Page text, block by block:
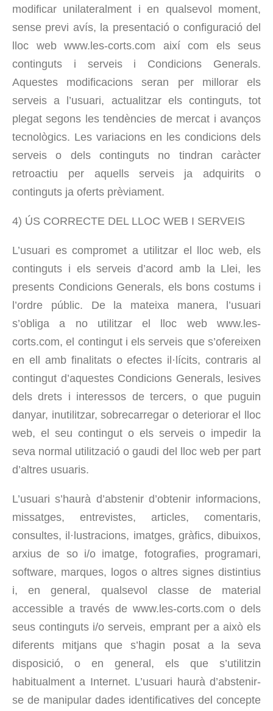
modificar unilateralment i en qualsevol moment,
sense previ avís, la presentació o configuració del
lloc web www.les-corts.com així com els seus
continguts i serveis i Condicions Generals.
Aquestes modificacions seran per millorar els
serveis a l’usuari, actualitzar els continguts, tot
plegat segons les tendències de mercat i avanços
tecnològics. Les variacions en les condicions dels
serveis o dels continguts no tindran caràcter
retroactiu per aquells serveis ja adquirits o
continguts ja oferts prèviament.
4) ÚS CORRECTE DEL LLOC WEB I SERVEIS
L’usuari es compromet a utilitzar el lloc web, els
continguts i els serveis d’acord amb la Llei, les
presents Condicions Generals, els bons costums i
l’ordre públic. De la mateixa manera, l’usuari
s’obliga a no utilitzar el lloc web www.les-
corts.com, el contingut i els serveis que s’ofereixen
en ell amb finalitats o efectes il·lícits, contraris al
contingut d’aquestes Condicions Generals, lesives
dels drets i interessos de tercers, o que puguin
danyar, inutilitzar, sobrecarregar o deteriorar el lloc
web, el seu contingut o els serveis o impedir la
seva normal utilització o gaudi del lloc web per part
d’altres usuaris.
L’usuari s’haurà d’abstenir d’obtenir informacions,
missatges, entrevistes, articles, comentaris,
consultes, il·lustracions, imatges, gràfics, dibuixos,
arxius de so i/o imatge, fotografies, programari,
software, marques, logos o altres signes distintius
i, en general, qualsevol classe de material
accessible a través de www.les-corts.com o dels
seus continguts i/o serveis, emprant per a això els
diferents mitjans que s’hagin posat a la seva
disposició, o en general, els que s’utilitzin
habitualment a Internet. L’usuari haurà d’abstenir-
se de manipular dades identificatives del concepte